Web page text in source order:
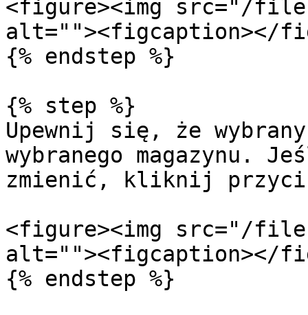
<figure><img src="/files/
alt=""><figcaption></
{% endstep %}
{% step %}
Upewnij się, że
wybranego magazynu.
zmienić, kliknij
<figure><img src="/files/
alt=""><figcaption></
{% endstep %}